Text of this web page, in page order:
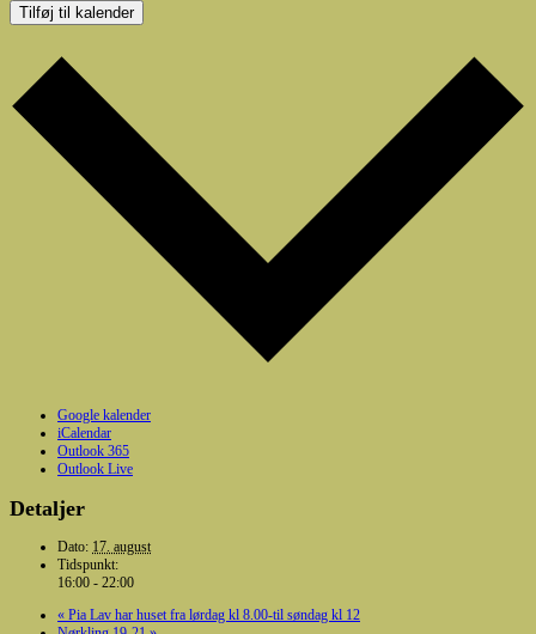
Tilføj til kalender
Google kalender
iCalendar
Outlook 365
Outlook Live
Detaljer
Dato: 17. august
Tidspunkt:
16:00 - 22:00
« Pia Lav har huset fra lørdag kl 8.00-til søndag kl 12